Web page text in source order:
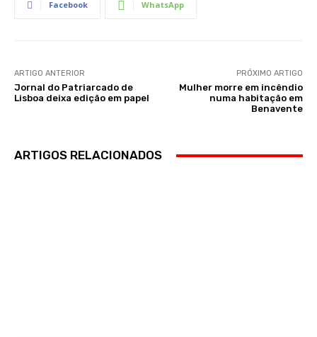
Facebook WhatsApp
ARTIGO ANTERIOR
Jornal do Patriarcado de
Lisboa deixa edição em papel
PRÓXIMO ARTIGO
Mulher morre em incêndio
numa habitação em
Benavente
ARTIGOS RELACIONADOS